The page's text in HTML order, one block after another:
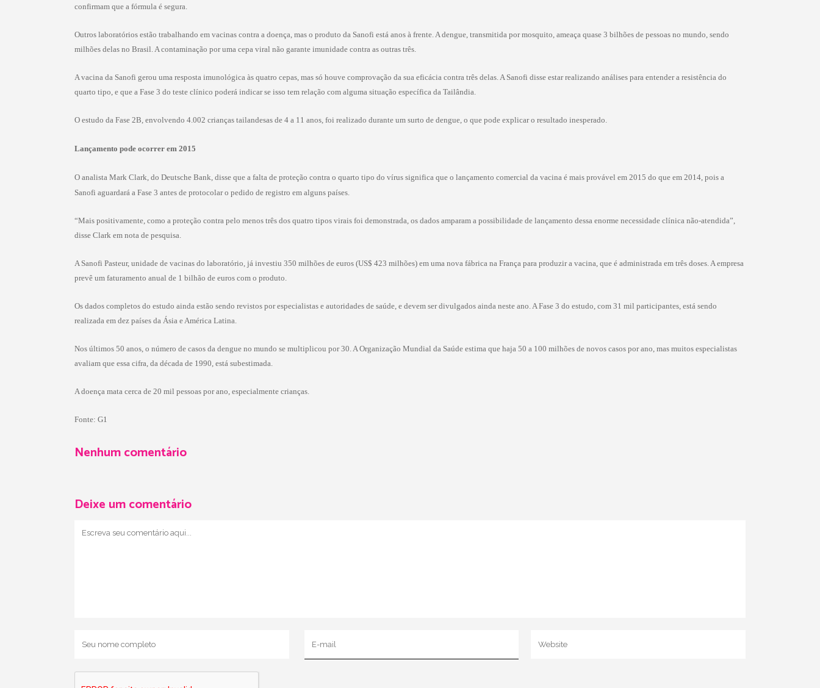
confirmam que a fórmula é segura.
Outros laboratórios estão trabalhando em vacinas contra a doença, mas o produto da Sanofi está anos à frente. A dengue, transmitida por mosquito, ameaça quase 3 bilhões de pessoas no mundo, sendo
milhões delas no Brasil. A contaminação por uma cepa viral não garante imunidade contra as outras três.
A vacina da Sanofi gerou uma resposta imunológica às quatro cepas, mas só houve comprovação da sua eficácia contra três delas. A Sanofi disse estar realizando análises para entender a resistência do
quarto tipo, e que a Fase 3 do teste clínico poderá indicar se isso tem relação com alguma situação específica da Tailândia.
O estudo da Fase 2B, envolvendo 4.002 crianças tailandesas de 4 a 11 anos, foi realizado durante um surto de dengue, o que pode explicar o resultado inesperado.
Lançamento pode ocorrer em 2015
O analista Mark Clark, do Deutsche Bank, disse que a falta de proteção contra o quarto tipo do vírus significa que o lançamento comercial da vacina é mais provável em 2015 do que em 2014, pois a
Sanofi aguardará a Fase 3 antes de protocolar o pedido de registro em alguns países.
“Mais positivamente, como a proteção contra pelo menos três dos quatro tipos virais foi demonstrada, os dados amparam a possibilidade de lançamento dessa enorme necessidade clínica não-atendida”,
disse Clark em nota de pesquisa.
A Sanofi Pasteur, unidade de vacinas do laboratório, já investiu 350 milhões de euros (US$ 423 milhões) em uma nova fábrica na França para produzir a vacina, que é administrada em três doses. A empresa
prevê um faturamento anual de 1 bilhão de euros com o produto.
Os dados completos do estudo ainda estão sendo revistos por especialistas e autoridades de saúde, e devem ser divulgados ainda neste ano. A Fase 3 do estudo, com 31 mil participantes, está sendo
realizada em dez países da Ásia e América Latina.
Nos últimos 50 anos, o número de casos da dengue no mundo se multiplicou por 30. A Organização Mundial da Saúde estima que haja 50 a 100 milhões de novos casos por ano, mas muitos especialistas
avaliam que essa cifra, da década de 1990, está subestimada.
A doença mata cerca de 20 mil pessoas por ano, especialmente crianças.
Fonte: G1
Nenhum comentário
Deixe um comentário